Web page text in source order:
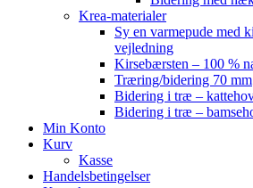
Krea-materialer
Sy en varmepude med
vejledning
Kirsebærsten – 100 %
Træring/bidering 70 mm
Bidering i træ –
Bidering i træ –
Min Konto
Kurv
Kasse
Handelsbetingelser